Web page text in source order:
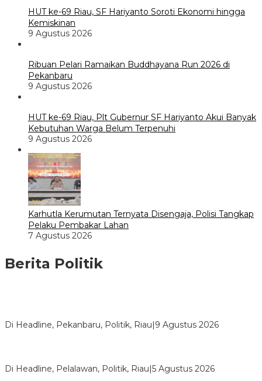
HUT ke-69 Riau, SF Hariyanto Soroti Ekonomi hingga
Kemiskinan
9 Agustus 2026
Ribuan Pelari Ramaikan Buddhayana Run 2026 di
Pekanbaru
9 Agustus 2026
HUT ke-69 Riau, Plt Gubernur SF Hariyanto Akui Banyak
Kebutuhan Warga Belum Terpenuhi
9 Agustus 2026
Karhutla Kerumutan Ternyata Disengaja, Polisi Tangkap
Pelaku Pembakar Lahan
7 Agustus 2026
Berita Politik
Di Headline, Pekanbaru, Politik, Riau 9 Agustus 2026
Di Headline, Pelalawan, Politik, Riau 5 Agustus 2026